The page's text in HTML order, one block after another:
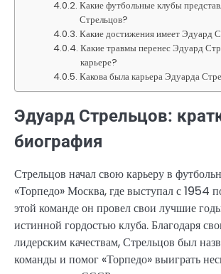
Какие футбольные клубы
Стрельцов?
Какие достижения имеет Эдуард
Какие травмы перенес Эдуард
карьере?
Какова была карьера Эдуарда
Эдуард Стрельцов:
биография
Стрельцов начал свою карьеру в
«Торпедо» Москва, где выступал с 1954
этой команде он провел свои лучшие
истинной гордостью клуба. Благодаря
лидерским качествам, Стрельцов был
команды и помог «Торпедо» выиграть